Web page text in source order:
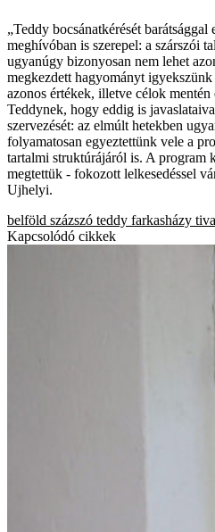
„Teddy bocsánatkérését
meghívóban is szerepel: a szárszói
ugyanúgy bizonyosan nem lehet
megkezdett hagyományt
azonos értékek, illetve célok
Teddynek, hogy eddig is
szervezését: az elmúlt hetekben
folyamatosan egyeztettünk vele a
tartalmi struktúrájáról is. A program
megtettük - fokozott lelkesedéssel
Ujhelyi.
belföld százszó teddy farkasházy
Kapcsolódó cikkek